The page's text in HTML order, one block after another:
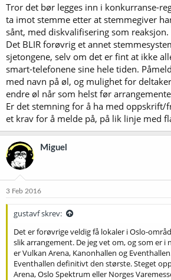
Tror det bør legges inn i konkurranse-
ta imot stemme etter at stemmegiver
sånt, med diskvalifisering som reaksjon.
Det BLIR forøvrig et annet
sjetongene, selv om det er fint at ikke
smart-telefonene sine hele tiden.
med navn på øl, og mulighet for
endre øl når som helst før
Er det stemning for å ha med oppskrift/
et krav for å melde på, på lik linje med
Miguel
3 Feb 2016
gustavf skrev:
Det er forøvrige veldig få lokaler i Oslo-
slik arrangement. De jeg vet om, og som er
er Vulkan Arena, Kanonhallen og
Eventhallen definitivt den største. Steget
Arena, Oslo Spektrum eller Norges